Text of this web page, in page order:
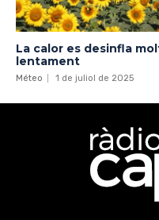
La calor es desinfla
lentament
Méteo 1 de juliol de 2025